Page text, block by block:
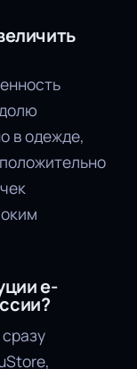
в одежде,
e-